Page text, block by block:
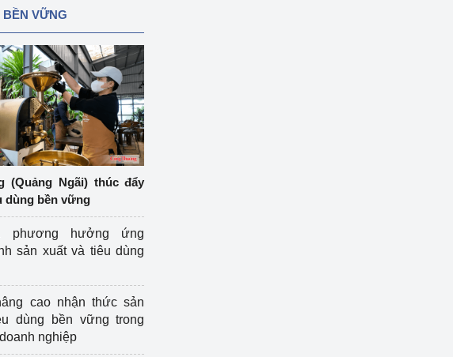
BỀN VỮNG
(Quảng Ngãi) thúc đẩy
dùng bền vững
phương hưởng ứng
sản xuất và tiêu dùng
cao nhận thức sản
dùng bền vững trong
nghiệp